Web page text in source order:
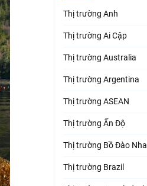
Thị trường Anh
Thị trường Ai Cập
Thị trường Australia
Thị trường Argentina
Thị trường ASEAN
Thị trường Ấn Độ
Thị trường Bồ Đào Nha
Thị trường Brazil